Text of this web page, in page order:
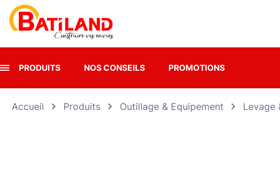
PRODUITS NOS CONSEILS PROMOTIONS
Accueil Produits Outillage & Equipement Levage
Panneau de gestion des cookies